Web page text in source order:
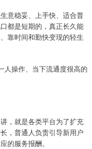
意稳妥、上手快、适合普
都是短期的，真正长久能
靠时间和勤快变现的轻生
人操作、当下流通度很高的
，就是各类平台为了扩充
，普通人负责引导新用户
的服务报酬。